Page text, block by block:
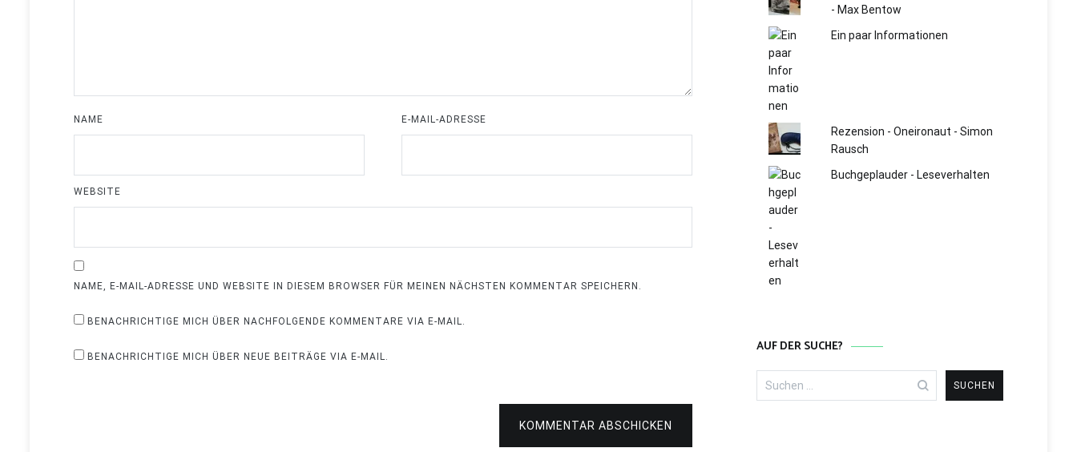
NAME E-MAIL-ADRESSE
WEBSITE
NAME, E-MAIL-ADRESSE UND WEBSITE IN DIESEM BROWSER FÜR MEINEN NÄCHSTEN KOMMENTAR SPEICHERN.
BENACHRICHTIGE MICH ÜBER NACHFOLGENDE KOMMENTARE VIA E-MAIL.
BENACHRICHTIGE MICH ÜBER NEUE BEITRÄGE VIA E-MAIL.
KOMMENTAR ABSCHICKEN
- Max Bentow
Ein paar Informationen
Rezension - Oneironaut - Simon
Rausch
Buchgeplauder - Leseverhalten
AUF DER SUCHE?
Suchen
nach: